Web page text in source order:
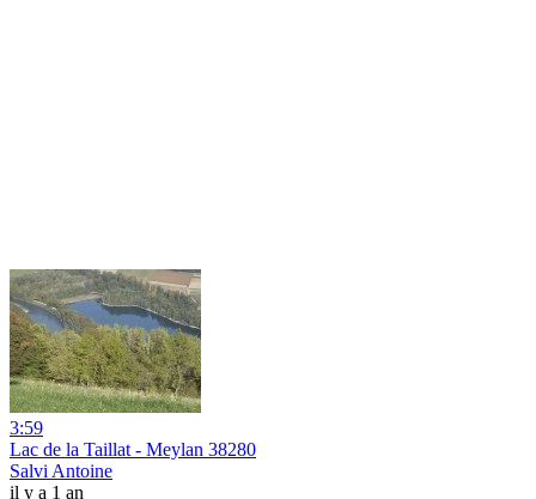
3:59
Lac de la Taillat - Meylan 38280
Salvi Antoine
il y a 1 an